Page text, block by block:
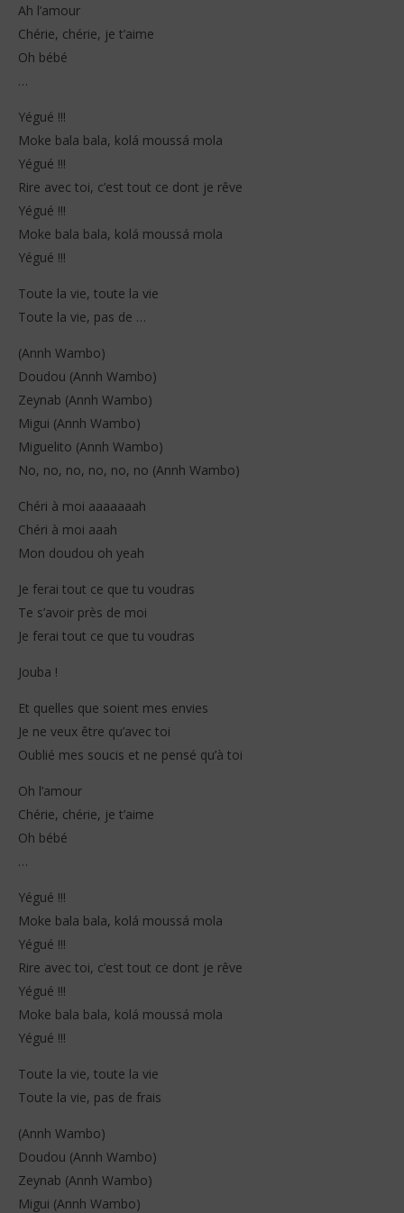
janvier
2026
Stone
Ah l’amour
Chérie, chérie, je t’aime
Oh bébé
…
Yégué !!!
Moke bala bala, kolá moussá mola
Yégué !!!
Rire avec toi, c’est tout ce dont je rêve
Yégué !!!
Moke bala bala, kolá moussá mola
Yégué !!!
Toute la vie, toute la vie
Toute la vie, pas de …
(Annh Wambo)
Doudou (Annh Wambo)
Zeynab (Annh Wambo)
Migui (Annh Wambo)
Miguelito (Annh Wambo)
No, no, no, no, no, no (Annh Wambo)
Chéri à moi aaaaaaah
Chéri à moi aaah
Mon doudou oh yeah
Je ferai tout ce que tu voudras
Te s’avoir près de moi
Je ferai tout ce que tu voudras
Jouba !
Et quelles que soient mes envies
Je ne veux être qu’avec toi
Oublié mes soucis et ne pensé qu’à toi
Oh l’amour
Chérie, chérie, je t’aime
Oh bébé
…
Yégué !!!
Moke bala bala, kolá moussá mola
Yégué !!!
Rire avec toi, c’est tout ce dont je rêve
Yégué !!!
Moke bala bala, kolá moussá mola
Yégué !!!
Toute la vie, toute la vie
Toute la vie, pas de frais
(Annh Wambo)
Doudou (Annh Wambo)
Zeynab (Annh Wambo)
Migui (Annh Wambo)